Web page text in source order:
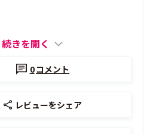
続きを開く
0コメント
レビューをシェア